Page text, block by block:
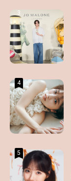
3
4
5
3
4
5
3
4
5